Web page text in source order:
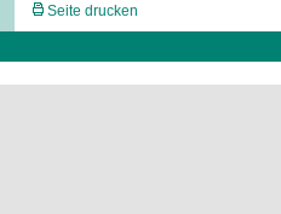
Seite drucken